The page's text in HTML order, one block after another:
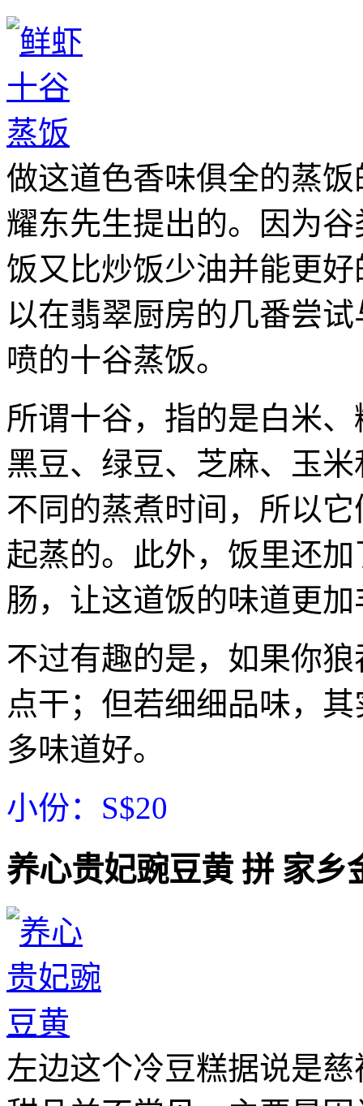
做这道色香味俱全的蒸
耀东先生提出的。因为
饭又比炒饭少油并能更
以在翡翠厨房的几番尝
喷的十谷蒸饭。
所谓十谷，指的是白米
黑豆、绿豆、芝麻、玉
不同的蒸煮时间，所以
起蒸的。此外，饭里还
肠，让这道饭的味道更
不过有趣的是，如果你
点干；但若细细品味，
多味道好。
小份：S$20
养心贵妃豌豆黄 拼 家乡
左边这个冷豆糕据说是